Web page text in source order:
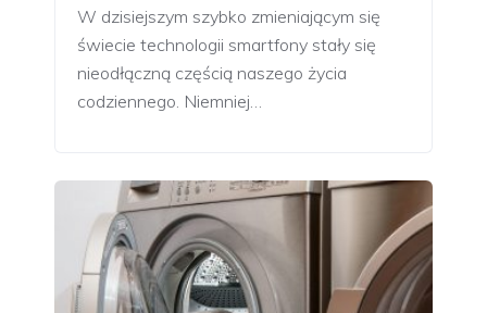
W dzisiejszym szybko zmieniającym się
świecie technologii smartfony stały się
nieodłączną częścią naszego życia
codziennego. Niemniej…